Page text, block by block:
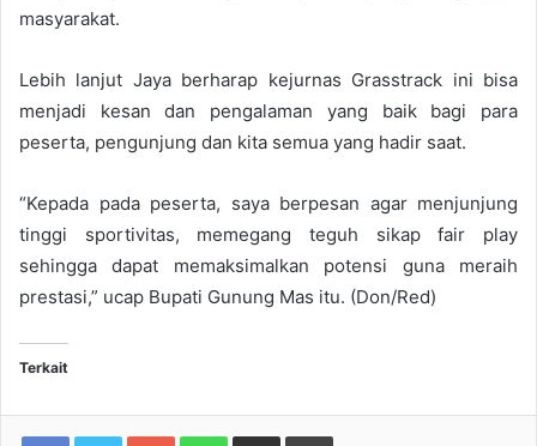
masyarakat.
Lebih lanjut Jaya berharap kejurnas Grasstrack ini bisa
menjadi kesan dan pengalaman yang baik bagi para
peserta, pengunjung dan kita semua yang hadir saat.
“Kepada pada peserta, saya berpesan agar menjunjung
tinggi sportivitas, memegang teguh sikap fair play
sehingga dapat memaksimalkan potensi guna meraih
prestasi,” ucap Bupati Gunung Mas itu. (Don/Red)
Terkait
Google+WhatsApp
Share via Email Print